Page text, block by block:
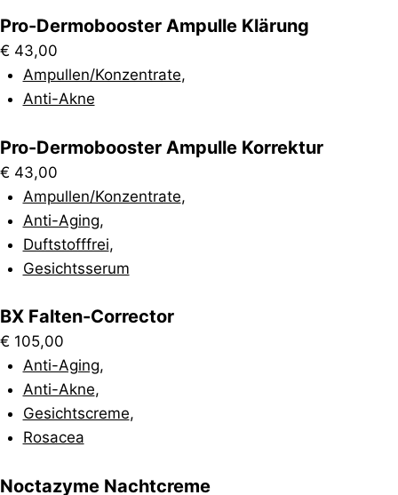
Pro-Dermobooster Ampulle Klärung
€ 43,00
Ampullen/Konzentrate,
Anti-Akne
Pro-Dermobooster Ampulle Korrektur
€ 43,00
Ampullen/Konzentrate,
Anti-Aging,
Duftstofffrei,
Gesichtsserum
BX Falten-Corrector
€ 105,00
Anti-Aging,
Anti-Akne,
Gesichtscreme,
Rosacea
Noctazyme Nachtcreme